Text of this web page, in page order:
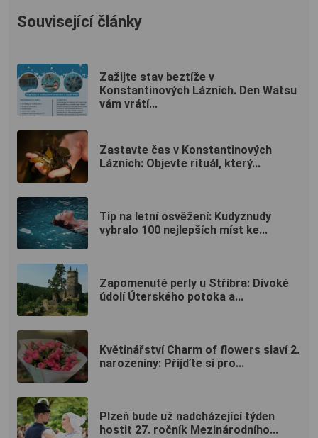
Související články
Zažijte stav beztíže v
Konstantinových Lázních. Den Watsu
vám vrátí...
Zastavte čas v Konstantinových
Lázních: Objevte rituál, který...
Tip na letní osvěžení: Kudyznudy
vybralo 100 nejlepších míst ke...
Zapomenuté perly u Stříbra: Divoké
údolí Úterského potoka a...
Květinářství Charm of flowers slaví 2.
narozeniny: Přijďte si pro...
Plzeň bude už nadcházející týden
hostit 27. ročník Mezinárodního...